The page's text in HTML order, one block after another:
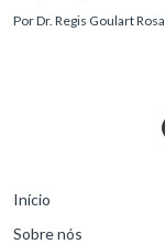
para o desfe
PorDr. Regis Goulart Rosa
Início
Sobre nós